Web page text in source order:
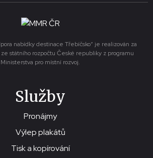
nabídky destinace Třebíčsko“ je realizován za
státního rozpočtu České republiky z programu
Ministerstva pro místní rozvoj.
Služby
Pronájmy
Výlep plakátů
Tisk a kopírování